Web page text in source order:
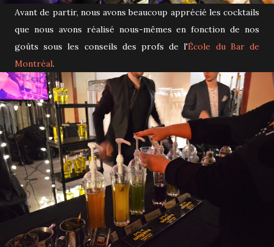
Avant de partir, nous avons beaucoup apprécié les cocktails
que nous avons réalisé nous-mêmes en fonction de nos
goûts sous les conseils des profs de l'École du Bar de
Montréal.